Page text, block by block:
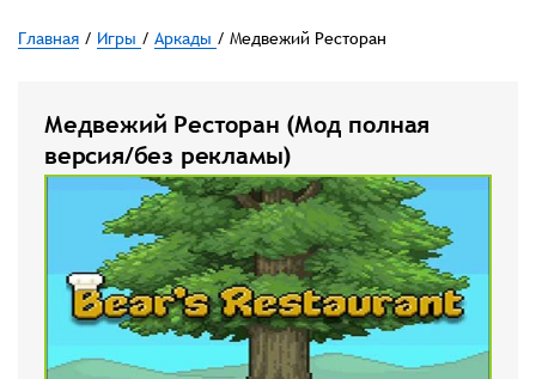
Главная / Игры / Аркады / Медвежий Ресторан
Медвежий Ресторан (Мод полная
версия/без рекламы)